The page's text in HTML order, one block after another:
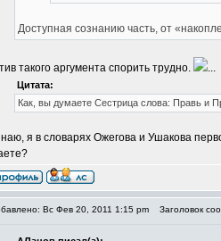
Доступная сознанию часть, от
такого аргумента спорить трудно. ...
Цитата:
Как, вы думаете Сестрица слова: Правь и
я в словарях Ожегова и Ушакова
Вс Фев 20, 2011 1:15 pm Заголовок